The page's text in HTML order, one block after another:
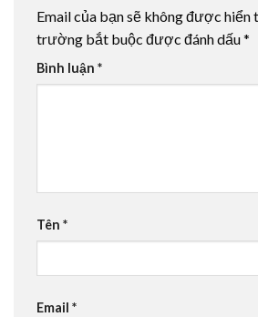
Email của bạn sẽ không được hiển
trường bắt buộc được đánh dấu*
Bình luận *
Tên *
Email *